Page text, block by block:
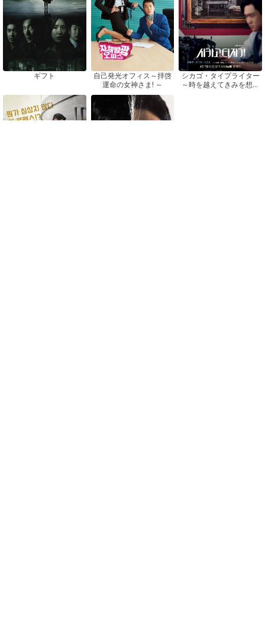
ギフト
自己発光オフィス～拝啓
運命の女神さま! ～
シカゴ・タイプライター
～時を越えてきみを想う